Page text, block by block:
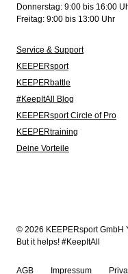
Donnerstag: 9:00 bis 16:00
Freitag: 9:00 bis 13:00 Uhr
Service & Support
KEEPERsport
KEEPERbattle
#KeepItAll Blog
KEEPERsport Circle of Pro
KEEPERtraining
Deine Vorteile
© 2026 KEEPERsport GmbH
But it helps! #KeepItAll
AGB Impressum